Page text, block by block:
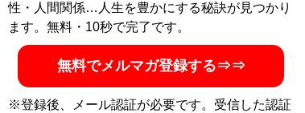
性・人間関係…人生を豊かにする秘訣が見つかり
ます。無料・10秒で完了です。
無料でメルマガ登録する⇒⇒
※登録後、メール認証が必要です。受信した認証